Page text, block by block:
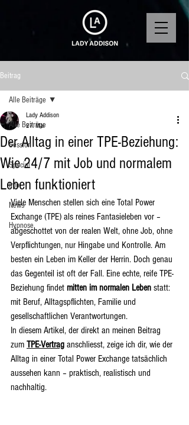
Beitrag
Alle Beiträge
Session
Special
Info
News
Hypnose
Alle Beiträge
Der Alltag in einer TPE-Beziehung:
Wie 24/7 mit Job und normalem
Leben funktioniert
Lady Addison
27. Mai
Viele Menschen stellen sich eine Total Power
Exchange (TPE) als reines Fantasieleben vor –
abgeschottet von der realen Welt, ohne Job, ohne
Verpflichtungen, nur Hingabe und Kontrolle. Am
besten ein Leben im Keller der Herrin. Doch genau
das Gegenteil ist oft der Fall. Eine echte, reife TPE-
Beziehung findet mitten im normalen Leben statt:
mit Beruf, Alltagspflichten, Familie und
gesellschaftlichen Verantwortungen.
In diesem Artikel, der direkt an meinen Beitrag
zum TPE-Vertrag anschliesst, zeige ich dir, wie der
Alltag in einer Total Power Exchange tatsächlich
aussehen kann – praktisch, realistisch und
nachhaltig.